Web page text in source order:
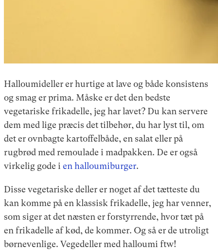
Halloumideller er hurtige at lave og både konsistens
og smag er prima. Måske er det den bedste
vegetariske frikadelle, jeg har lavet? Du kan servere
dem med lige præcis det tilbehør, du har lyst til, om
det er ovnbagte kartoffelbåde, en salat eller på
rugbrød med remoulade i madpakken. De er også
virkelig gode i en halloumiburger.
Disse vegetariske deller er noget af det tætteste du
kan komme på en klassisk frikadelle, jeg har venner,
som siger at det næsten er forstyrrende, hvor tæt på
en frikadelle af kød, de kommer. Og så er de utroligt
børnevenlige. Vegedeller med halloumi ftw!